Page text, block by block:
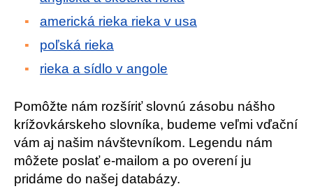
americká rieka rieka v usa
poľská rieka
rieka a sídlo v angole
Pomôžte nám rozšíriť slovnú zásobu nášho
krížovkárskeho slovníka, budeme veľmi vďační
vám aj našim návštevníkom. Legendu nám
môžete poslať e-mailom a po overení ju
pridáme do našej databázy.